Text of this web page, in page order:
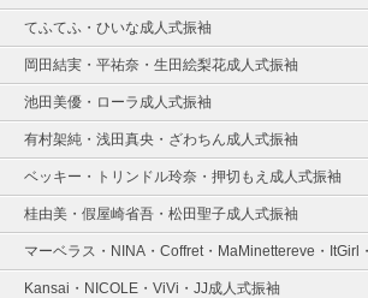
てふてふ・ひいな成人式振袖
岡田結実・平祐奈・生田絵梨花成人式振袖
池田美優・ローラ成人式振袖
有村架純・浅田真央・ざわちん成人式振袖
ベッキー・トリンドル玲奈・押切もえ成人式振袖
桂由美・假屋崎省吾・松田聖子成人式振袖
マーベラス・NINA・Coffret・MaMinettereve・ItGirl
Kansai・NICOLE・ViVi・JJ成人式振袖